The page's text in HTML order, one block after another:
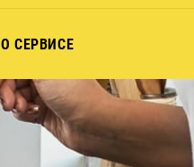
О СЕРВИСЕ